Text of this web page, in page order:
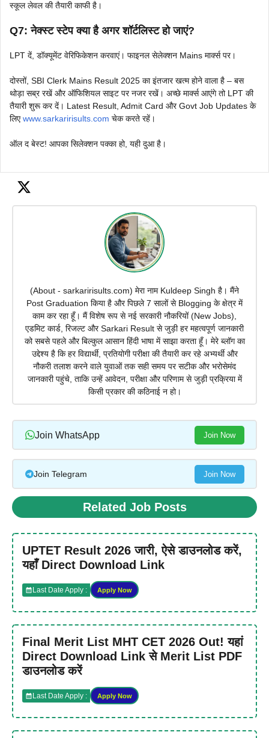
स्कूल लेवल की तैयारी काफी है।
Q7: नेक्स्ट स्टेप क्या है अगर शॉर्टलिस्ट हो जाएं?
LPT दें, डॉक्यूमेंट वेरिफिकेशन करवाएं। फाइनल सेलेक्शन Mains मार्क्स पर।
दोस्तों, SBI Clerk Mains Result 2025 का इंतजार खत्म होने वाला है – बस
थोड़ा सब्र रखें और ऑफिशियल साइट पर नजर रखें। अच्छे मार्क्स आएंगे तो LPT की
तैयारी शुरू कर दें। Latest Result, Admit Card और Govt Job Updates के
लिएwww.sarkaririsults.com चेक करते रहें।
ऑल द बेस्ट! आपका सिलेक्शन पक्का हो, यही दुआ है।
(About - sarkaririsults.com) मेरा नाम Kuldeep Singh है। मैंने
Post Graduation किया है और पिछले 7 सालों से Blogging के क्षेत्र में
काम कर रहा हूँ। मैं विशेष रूप से नई सरकारी नौकरियों (New Jobs),
एडमिट कार्ड, रिजल्ट और Sarkari Result से जुड़ी हर महत्वपूर्ण जानकारी
को सबसे पहले और बिल्कुल आसान हिंदी भाषा में साझा करता हूँ। मेरे ब्लॉग का
उद्देश्य है कि हर विद्यार्थी, प्रतियोगी परीक्षा की तैयारी कर रहे अभ्यर्थी और
नौकरी तलाश करने वाले युवाओं तक सही समय पर सटीक और भरोसेमंद
जानकारी पहुंचे, ताकि उन्हें आवेदन, परीक्षा और परिणाम से जुड़ी प्रक्रिया में
किसी प्रकार की कठिनाई न हो।
Join WhatsApp Join Now
Join Telegram Join Now
Related Job Posts
UPTET Result 2026 जारी, ऐसे डाउनलोड करें,
यहाँ Direct Download Link
Last Date Apply : Apply Now
Final Merit List MHT CET 2026 Out! यहां
Direct Download Link से Merit List PDF
डाउनलोड करें
Last Date Apply : Apply Now